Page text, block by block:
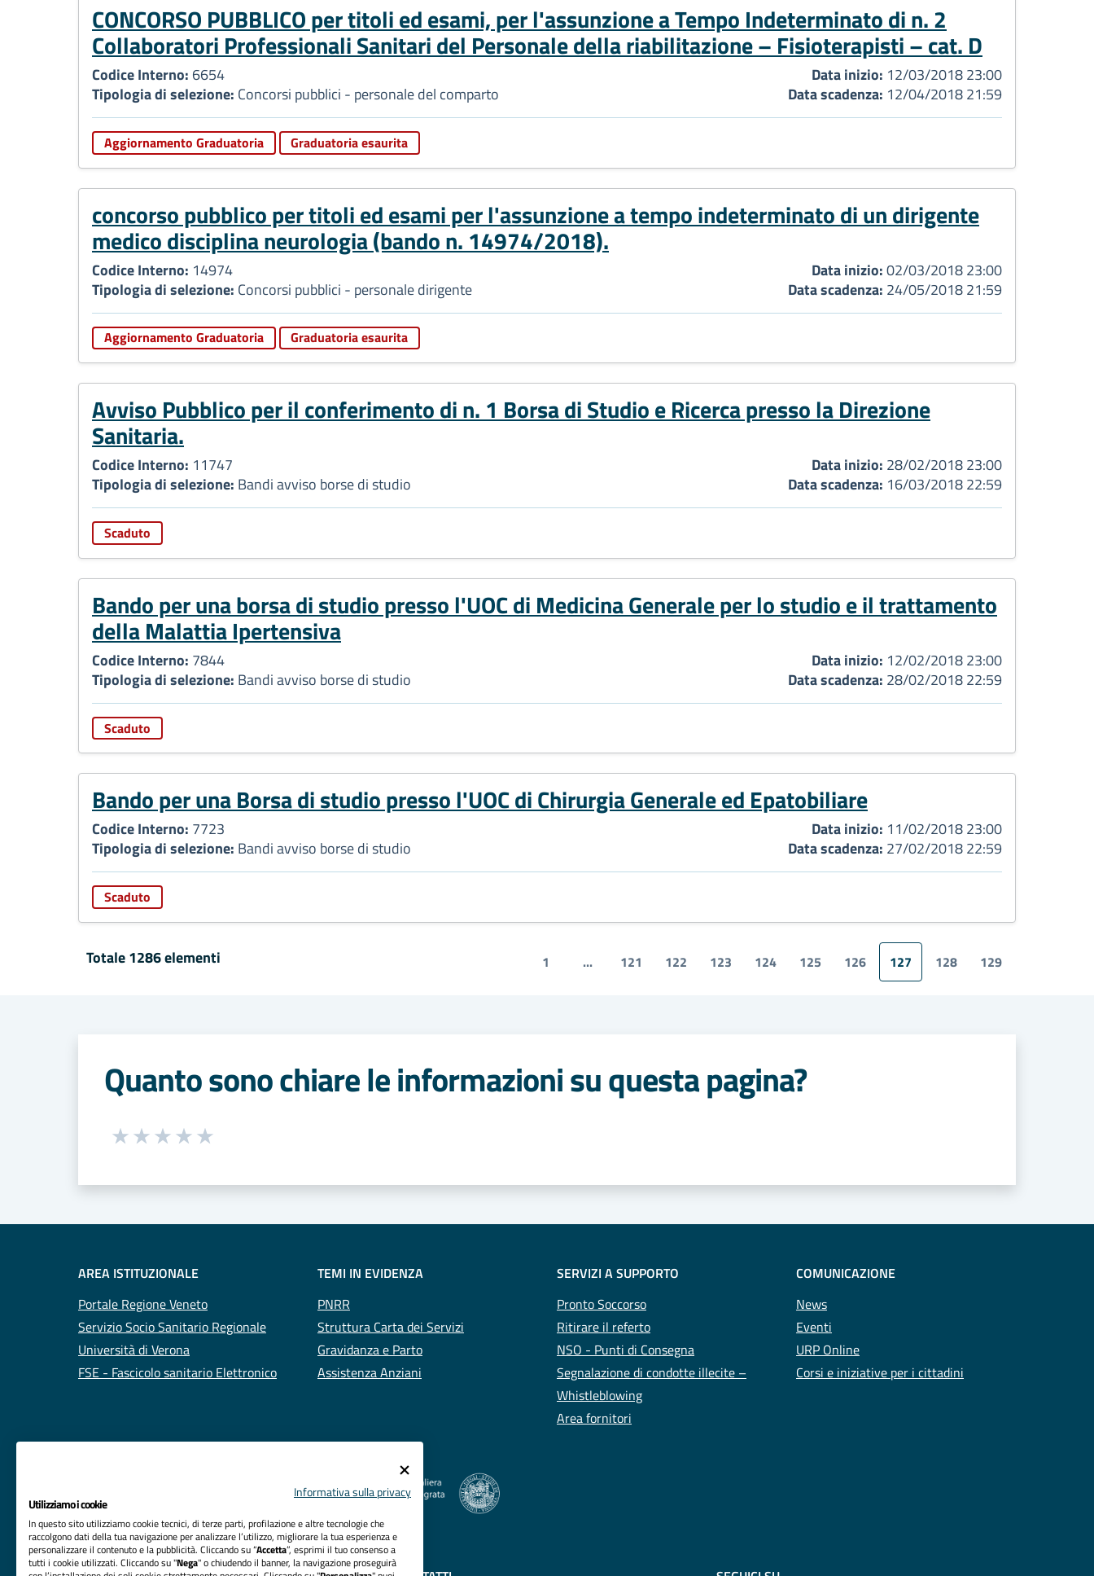
CONCORSO PUBBLICO per titoli ed esami, per l'assunzione a Tempo Indeterminato di n. 2
Collaboratori Professionali Sanitari del Personale della riabilitazione – Fisioterapisti – cat. D
Codice Interno: 6654
Tipologia di selezione: Concorsi pubblici - personale del comparto
Data inizio: 12/03/2018 23:00
Data scadenza: 12/04/2018 21:59
Aggiornamento Graduatoria Graduatoria esaurita
concorso pubblico per titoli ed esami per l'assunzione a tempo indeterminato di un dirigente
medico disciplina neurologia (bando n. 14974/2018).
Codice Interno: 14974
Tipologia di selezione: Concorsi pubblici - personale dirigente
Data inizio:02/03/2018 23:00
Data scadenza: 24/05/2018 21:59
Aggiornamento Graduatoria Graduatoria esaurita
Avviso Pubblico per il conferimento di n. 1 Borsa di Studio e Ricerca presso la Direzione
Sanitaria.
Codice Interno: 11747
Tipologia di selezione: Bandi avviso borse di studio
Data inizio: 28/02/2018 23:00
Data scadenza: 16/03/2018 22:59
Scaduto
Bando per una borsa di studio presso l'UOC di Medicina Generale per lo studio e il trattamento
della Malattia Ipertensiva
Codice Interno: 7844
Tipologia di selezione: Bandi avviso borse di studio
Data inizio: 12/02/2018 23:00
Data scadenza: 28/02/2018 22:59
Scaduto
Bando per una Borsa di studio presso l'UOC di Chirurgia Generale ed Epatobiliare
Codice Interno: 7723
Tipologia di selezione: Bandi avviso borse di studio
Data inizio: 11/02/2018 23:00
Data scadenza: 27/02/2018 22:59
Scaduto
Totale 1286 elementi 1 ... 121 122 123 124 125 126 127 128 129
Quanto sono chiare le informazioni su questa pagina?
Seleziona una valutazione da 1 a 5 stelle
AREA ISTITUZIONALE
Portale Regione Veneto
Servizio Socio Sanitario Regionale
Università di Verona
FSE - Fascicolo sanitario Elettronico
TEMI IN EVIDENZA
PNRR
Struttura Carta dei Servizi
Gravidanza e Parto
Assistenza Anziani
SERVIZI A SUPPORTO
Pronto Soccorso
Ritirare il referto
NSO - Punti di Consegna
Segnalazione di condotte illecite –
Whistleblowing
Area fornitori
COMUNICAZIONE
News
Eventi
URP Online
Corsi e iniziative per i cittadini
Informativa sulla privacy
Utilizziamo i cookie
In questo sito utilizziamo cookie tecnici, di terze parti, profilazione e altre tecnologie che
raccolgono dati della tua navigazione per analizzare l’utilizzo, migliorare la tua esperienza e
personalizzare il contenuto e la pubblicità. Cliccando su “Accetta”, esprimi il tuo consenso a
tutti i cookie utilizzati. Cliccando su "Nega" o chiudendo il banner, la navigazione proseguirà